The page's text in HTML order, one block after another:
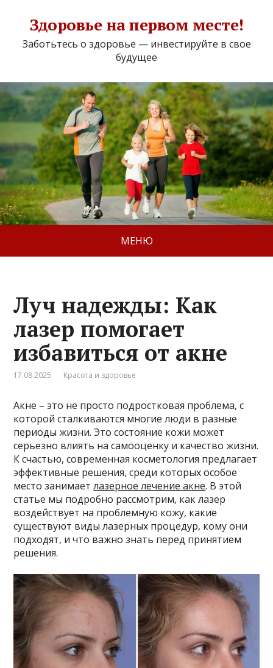
Здоровье на первом месте!
Заботьтесь о здоровье — инвестируйте в свое
будущее
МЕНЮ
Луч надежды: Как
лазер помогает
избавиться от акне
17.08.2025 Красота и здоровье
Акне – это не просто подростковая проблема, с
которой сталкиваются многие люди в разные
периоды жизни. Это состояние кожи может
серьезно влиять на самооценку и качество жизни.
К счастью, современная косметология предлагает
эффективные решения, среди которых особое
место занимаетлазерное лечение акне. В этой
статье мы подробно рассмотрим, как лазер
воздействует на проблемную кожу, какие
существуют виды лазерных процедур, кому они
подходят, и что важно знать перед принятием
решения.